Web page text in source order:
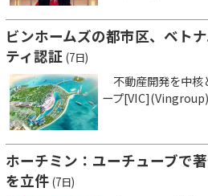
ビンホームズの都市区、ベト
ティ認証 (7日)
不動産開発を中核
ープ
ホーチミン：ユーチューブで
を立件 (7日)